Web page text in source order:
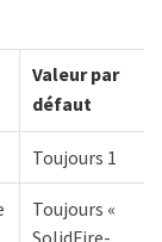
Valeur par
défaut
Toujours 1
Toujours «
SolidFire-